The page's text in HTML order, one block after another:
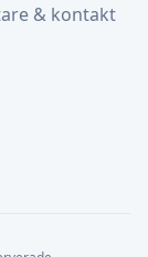
& kontakt